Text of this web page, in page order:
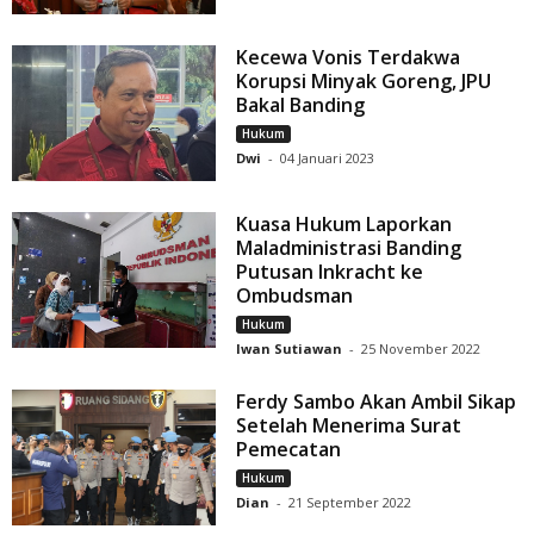
Kecewa Vonis Terdakwa
Korupsi Minyak Goreng, JPU
Bakal Banding
Hukum
Dwi - 04 Januari 2023
Kuasa Hukum Laporkan
Maladministrasi Banding
Putusan Inkracht ke
Ombudsman
Hukum
Iwan Sutiawan - 25 November 2022
Ferdy Sambo Akan Ambil Sikap
Setelah Menerima Surat
Pemecatan
Hukum
Dian - 21 September 2022